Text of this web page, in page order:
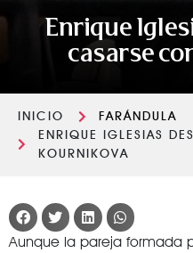
Enrique
casarse
INICIO
FARÁNDULA
ENRIQUE IGLESIAS
KOURNIKOVA
Aunque la pareja formada